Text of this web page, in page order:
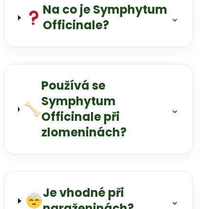
Na co je Symphytum
Officinale?
⌄
Používá se
Symphytum
Officinale při
zlomeninách?
⌄
Je vhodné při
⌄